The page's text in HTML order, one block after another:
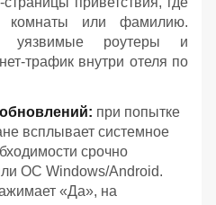
комнаты или фамилию.
уязвимые роутеры и
трафик внутри отеля по
при попытке
всплывает системное
срочно
ОС Windows/Android.
«Да», на